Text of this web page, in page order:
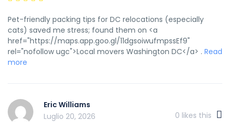
Pet-friendly packing tips for DC relocations (especially
cats) saved me stress; found them on <a
href="https://maps.app.goo.gl/11dgsoiwufmpssEf9"
rel="nofollow ugc">Local movers Washington DC</a> . Read
more
Eric Williams
Luglio 20, 2026
0 likes this